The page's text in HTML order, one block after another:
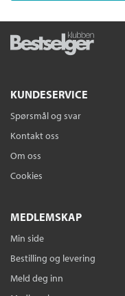
KUNDESERVICE
Spørsmål og svar
Kontakt oss
Om oss
Cookies
MEDLEMSKAP
Min side
Bestilling og levering
Meld deg inn